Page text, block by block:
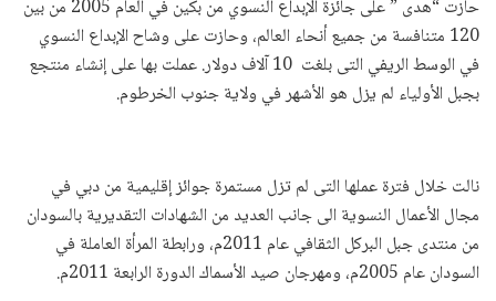
حازت “هدى ” على جائزة الإبداع النسوي من بكين في العام 2005 من بين
120 متنافسة من جميع أنحاء العالم، وحازت على وشاح الإبداع النسوي
في الوسط الريفي التى بلغت 10 آلاف دولار. عملت بها على إنشاء منتجع
بجبل الأولياء لم يزل هو الأشهر في ولاية جنوب الخرطوم.
نالت خلال فترة عملها التى لم تزل مستمرة جوائز إقليمية من دبي في
مجال الأعمال النسوية الى جانب العديد من الشهادات التقديرية بالسودان
من منتدى جبل البركل الثقافي عام 2011م، ورابطة المرأة العاملة في
السودان عام 2005م، ومهرجان صيد الأسماك الدورة الرابعة 2011م.